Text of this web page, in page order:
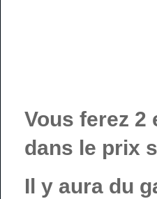
Vous ferez 2
dans le prix
Il y aura du